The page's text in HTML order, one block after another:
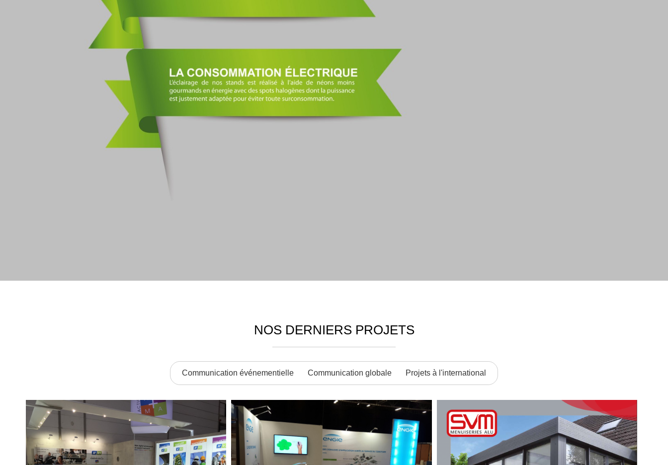
NOS DERNIERS PROJETS
Communication événementielle Communication globale Projets à l'international